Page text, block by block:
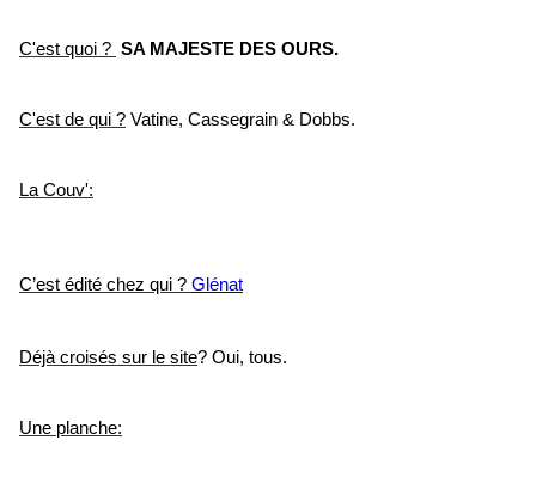
C'est quoi ? SA MAJESTE DES OURS.
C'est de qui ? Vatine, Cassegrain & Dobbs.
La Couv':
C’est édité chez qui ? Glénat
Déjà croisés sur le site? Oui, tous.
Une planche: